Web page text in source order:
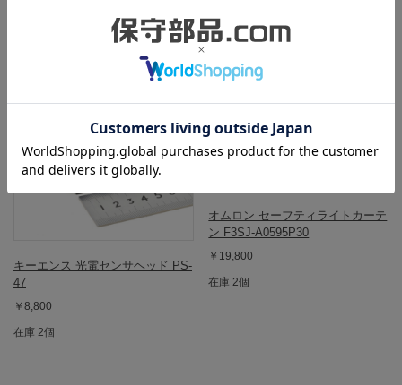
キーエンス 光電センサヘッド PS-
47
￥8,800
在庫 2個
オムロン セーフティライトカーテ
ン F3SJ-A0595P30
￥19,800
在庫 2個